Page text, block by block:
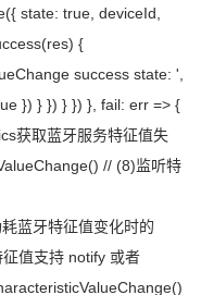
state: true, deviceId,
{
success state: ',
}) } }) } }) }, fail: err => {
获取蓝牙服务特征值失
// (8)监听特
蓝牙特征值变化时的
值支持 notify 或者